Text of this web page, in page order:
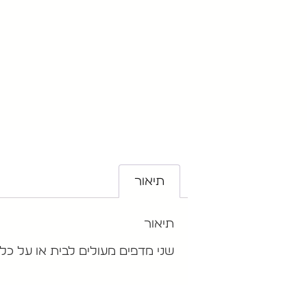
תיאור
תיאור
שני מדפים מעולים לבית או על